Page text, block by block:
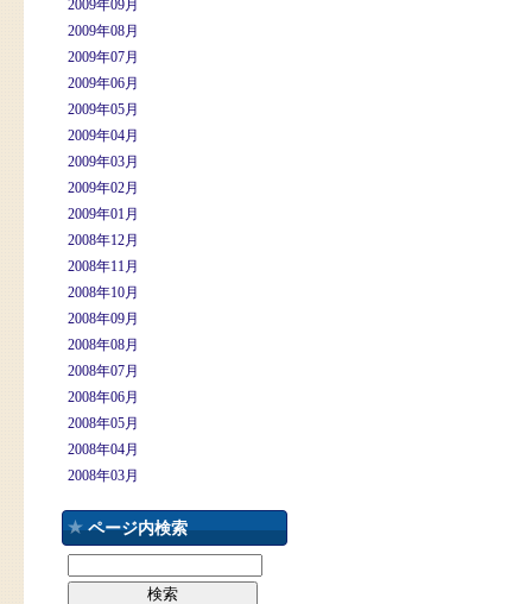
2009年09月
2009年08月
2009年07月
2009年06月
2009年05月
2009年04月
2009年03月
2009年02月
2009年01月
2008年12月
2008年11月
2008年10月
2008年09月
2008年08月
2008年07月
2008年06月
2008年05月
2008年04月
2008年03月
ページ内検索